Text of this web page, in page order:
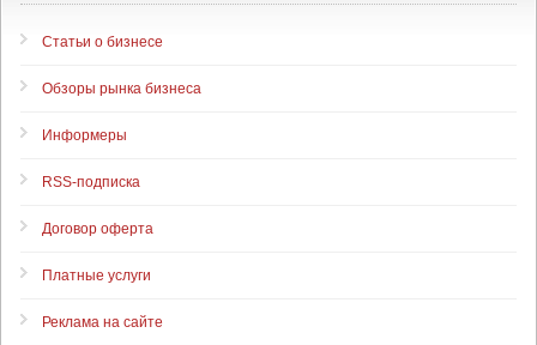
Статьи о бизнесе
Обзоры рынка бизнеса
Информеры
RSS-подписка
Договор оферта
Платные услуги
Реклама на сайте